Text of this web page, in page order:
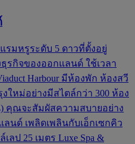
แรมหรูระดับ 5 ดาวที่ตั้งอยู่
รกิจของออกแลนด์ ใช้เวลา
Harbour มีห้องพัก ห้องสวี
ใหม่อย่างมีสไตล์กว่า 300 ห้อง
คุณจะสัมผัสความสบายอย่าง
นด์ เพลิดเพลินกับเอ็กเซกคิว
ลป 25 เมตร Luxe Spa &